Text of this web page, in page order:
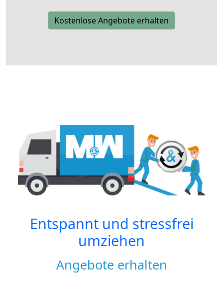
Kostenlose Angebote erhalten
Entspannt und stressfrei
umziehen
Angebote erhalten